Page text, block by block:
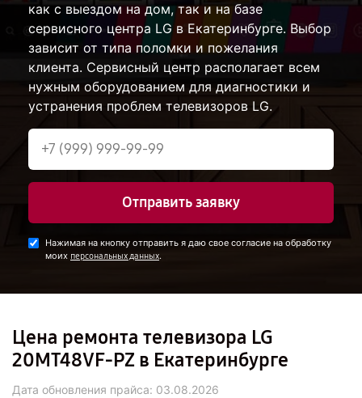
как с выездом на дом, так и на базе
сервисного центра LG в Екатеринбурге. Выбор
зависит от типа поломки и пожелания
клиента. Сервисный центр располагает всем
нужным оборудованием для диагностики и
устранения проблем телевизоров LG.
Отправить заявку
Нажимая на кнопку отправить я даю свое согласие на обработку
моих персональных данных.
Цена ремонта телевизора LG
20MT48VF-PZ в Екатеринбурге
Дата обновления прайса: 03.08.2026